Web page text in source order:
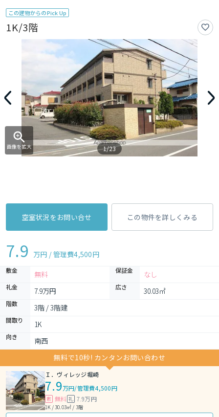
この建物からのPick Up
1K/3階
画像を拡大 1/23
空室状況をお問い合せ この物件を詳しくみる
7.9 万円 / 管理費4,500円
敷金 無料 保証金 なし
礼金 7.9万円 広さ 30.03㎡
階数 3階 / 3階建
間取り 1K
向き
南西
無料で10秒! カンタンお問い合わせ
Ｉ．ヴィレッジ堀崎
7.9万円/管理費4,500円
敷 無料 礼 7.9万円
1K / 30.03㎡ / 3階